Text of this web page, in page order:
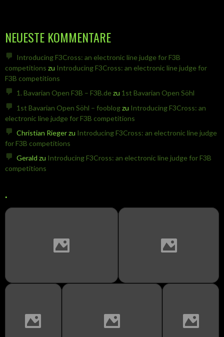
NEUESTE KOMMENTARE
Introducing F3Cross: an electronic line judge for F3B
competitions zu Introducing F3Cross: an electronic line judge for
F3B competitions
1. Bavarian Open F3B – F3B.de zu 1st Bavarian Open Söhl
1st Bavarian Open Söhl – fooblogzu Introducing F3Cross: an
electronic line judge for F3B competitions
Christian Riegerzu Introducing F3Cross: an electronic line judge
for F3B competitions
Gerald zu Introducing F3Cross: an electronic line judge for F3B
competitions
.